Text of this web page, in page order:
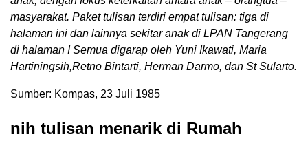
masyarakat. Paket tulisan terdiri empat tulisan: tiga di
halaman ini dan lainnya sekitar anak di LPAN Tangerang
di halaman I Semua digarap oleh Yuni Ikawati, Maria
Hartiningsih,Retno Bintarti, Herman Darmo, dan St Sularto.
Sumber: Kompas, 23 Juli 1985
nih tulisan menarik di Rumah